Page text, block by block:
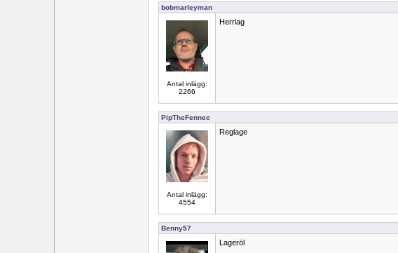
bobmarleyman
Antal inlägg:
2266
Herrlag
PipTheFennec
Antal inlägg:
4554
Reglage
Benny57
Lageröl